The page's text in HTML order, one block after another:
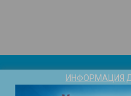
ИНФОРМАЦИЯ